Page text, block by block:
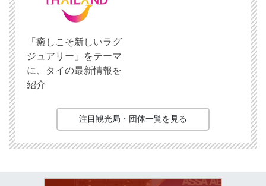
「癒しこそ新しいラグ
ジュアリー」をテーマ
に、タイの最新情報を
紹介
注目観光局・団体一覧を見る